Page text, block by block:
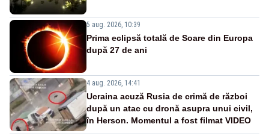
5 aug. 2026, 10:39
Prima eclipsă totală de Soare din Europa
după 27 de ani
4 aug. 2026, 14:41
Ucraina acuză Rusia de crimă de război
după un atac cu dronă asupra unui civil,
în Herson. Momentul a fost filmat VIDEO